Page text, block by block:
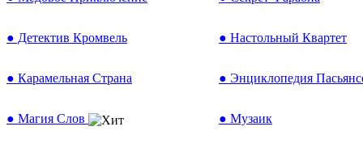
● Детектив Кромвель ● Настольный Квартет
● Карамельная Cтрана ● Энциклопедия
● Магия Слов ● Музаик